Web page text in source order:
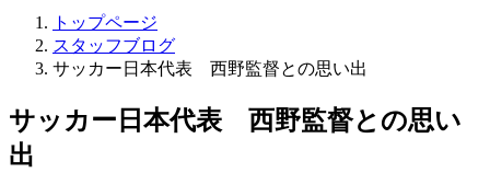
トップページ
スタッフブログ
サッカー日本代表 西野監督との思い出
サッカー日本代表 西野監督との思い
出